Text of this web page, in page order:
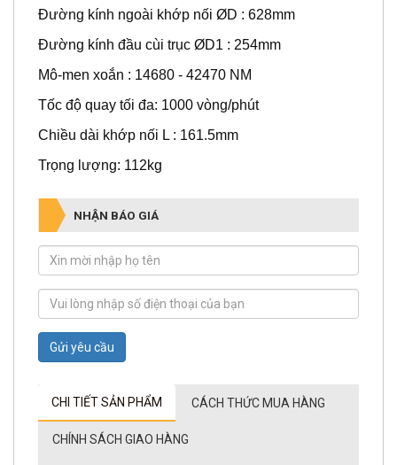
Đường kính ngoài khớp nối ØD : 628mm
Đường kính đầu cùi trục ØD1 : 254mm
Mô-men xoắn : 14680 - 42470 NM
Tốc độ quay tối đa: 1000 vòng/phút
Chiều dài khớp nối L : 161.5mm
Trọng lượng: 112kg
NHẬN BÁO GIÁ
Gửi yêu cầu
CHI TIẾT SẢN PHẨM CÁCH THỨC MUA HÀNG
CHÍNH SÁCH GIAO HÀNG